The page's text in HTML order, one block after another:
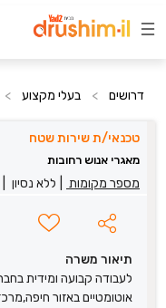
דרושים > בעלי מקצוע >
טכנאי/ת שירות שטח
מאגרי אנוש רחובות
מספר מקומות ללא נסיון
תיאור משרה
לעבודה קבועה ומידית
אוטומטיים באזור